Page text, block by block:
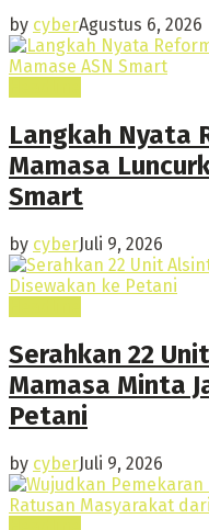
by cyberAgustus 6, 2026
Langkah Nyata
Mamasa
Smart
by cyberJuli 9, 2026
Serahkan 22
Mamasa Minta
Petani
by cyberJuli 9, 2026